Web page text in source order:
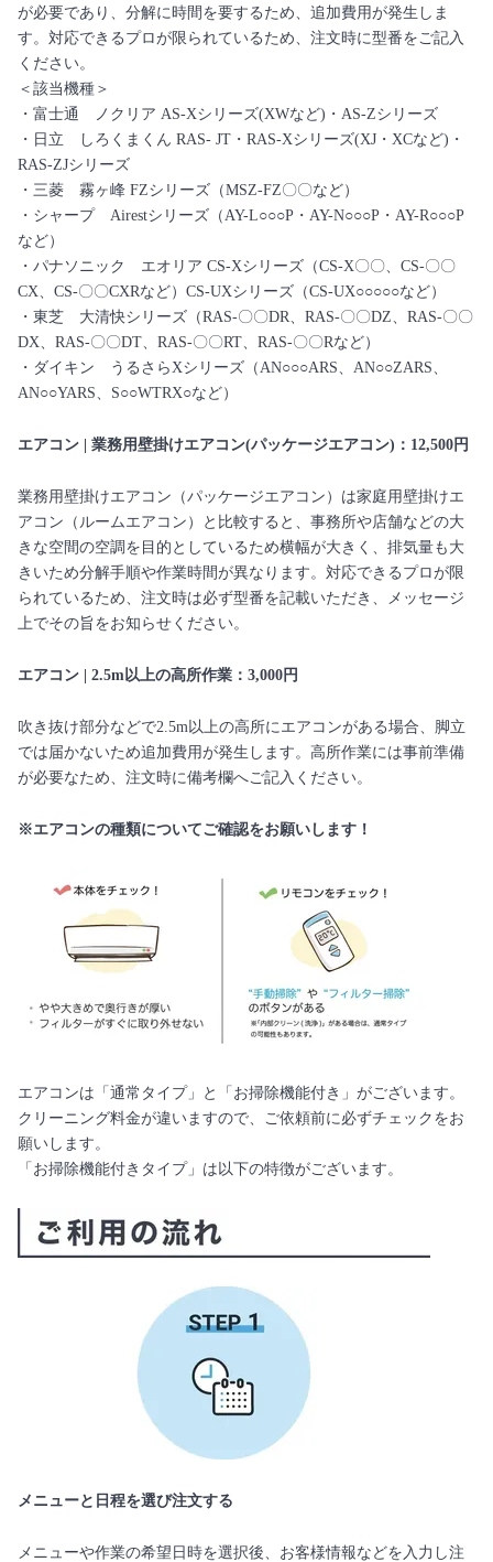
が必要であり、分解に時間を要するため、追加費用が発生しま
す。対応できるプロが限られているため、注文時に型番をご記入
ください。
＜該当機種＞
・富士通 ノクリア AS-Xシリーズ(XWなど)・AS-Zシリーズ
・日立 しろくまくん RAS- JT・RAS-Xシリーズ(XJ・XCなど)・
RAS-ZJシリーズ
・三菱 霧ヶ峰 FZシリーズ（MSZ-FZ〇〇など）
・シャープ Airestシリーズ（AY-L○○○P・AY-N○○○P・AY-R○○○P
など）
・パナソニック エオリア CS-Xシリーズ（CS-X〇〇、CS-〇〇
CX、CS-〇〇CXRなど）CS-UXシリーズ（CS-UX○○○○○など）
・東芝 大清快シリーズ（RAS-〇〇DR、RAS-〇〇DZ、RAS-〇〇
DX、RAS-〇〇DT、RAS-〇〇RT、RAS-〇〇Rなど）
・ダイキン うるさらXシリーズ（AN○○○ARS、AN○○ZARS、
AN○○YARS、S○○WTRX○など）
エアコン | 業務用壁掛けエアコン(パッケージエアコン)：12,500円
業務用壁掛けエアコン（パッケージエアコン）は家庭用壁掛けエ
アコン（ルームエアコン）と比較すると、事務所や店舗などの大
きな空間の空調を目的としているため横幅が大きく、排気量も大
きいため分解手順や作業時間が異なります。対応できるプロが限
られているため、注文時は必ず型番を記載いただき、メッセージ
上でその旨をお知らせください。
エアコン | 2.5m以上の高所作業：3,000円
吹き抜け部分などで2.5m以上の高所にエアコンがある場合、脚立
では届かないため追加費用が発生します。高所作業には事前準備
が必要なため、注文時に備考欄へご記入ください。
※エアコンの種類についてご確認をお願いします！
エアコンは「通常タイプ」と「お掃除機能付き」がございます。
クリーニング料金が違いますので、ご依頼前に必ずチェックをお
願いします。
「お掃除機能付きタイプ」は以下の特徴がございます。
メニューと日程を選び注文する
メニューや作業の希望日時を選択後、お客様情報などを入力し注